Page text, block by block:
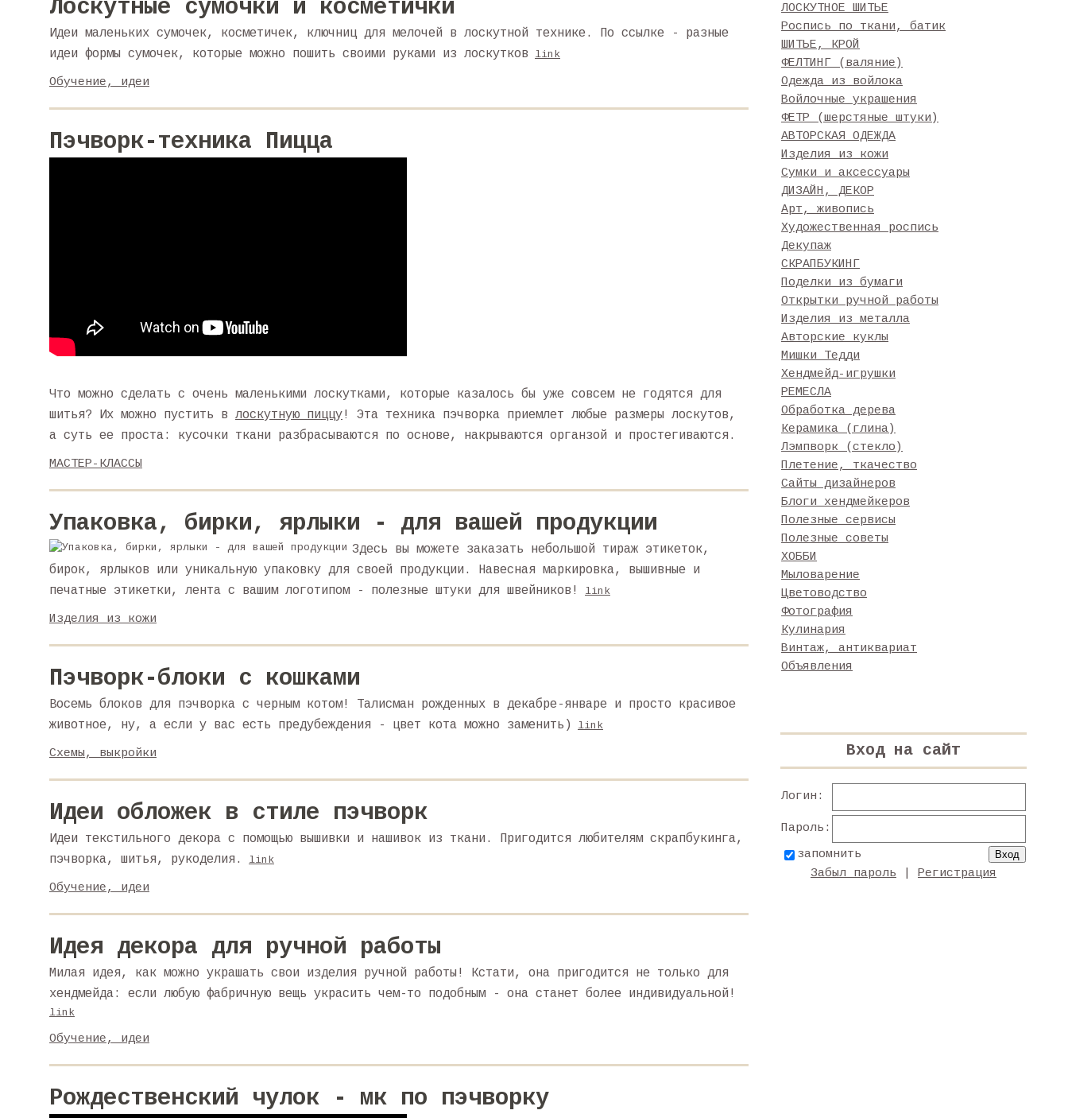
Лоскутные сумочки и косметички
Идеи маленьких сумочек, косметичек, ключниц для мелочей в лоскутной технике. По ссылке - разные
идеи формы сумочек, которые можно пошить своими руками из лоскутков
link
Обучение, идеи
Пэчворк-техника Пицца
Что можно сделать с очень маленькими лоскутками, которые казалось бы уже совсем не годятся для
шитья? Их можно пустить в лоскутную пиццу! Эта техника пэчворка приемлет любые размеры лоскутов,
а суть ее проста: кусочки ткани разбрасываются по основе, накрываются органзой и простегиваются.
МАСТЕР-КЛАССЫ
Упаковка, бирки, ярлыки - для вашей продукции
Здесь вы можете заказать небольшой тираж этикеток,
бирок, ярлыков или уникальную упаковку для своей продукции. Навесная маркировка, вышивные и
печатные этикетки, лента с вашим логотипом - полезные штуки для швейников!
link
Изделия из кожи
Пэчворк-блоки с кошками
Восемь блоков для пэчворка с черным котом! Талисман рожденных в декабре-январе и просто красивое
животное, ну, а если у вас есть предубеждения - цвет кота можно заменить)
link
Схемы, выкройки
Идеи обложек в стиле пэчворк
Идеи текстильного декора с помощью вышивки и нашивок из ткани. Пригодится любителям скрапбукинга,
пэчворка, шитья, рукоделия.
link
Обучение, идеи
Идея декора для ручной работы
Милая идея, как можно украшать свои изделия ручной работы! Кстати, она пригодится не только для
хендмейда: если любую фабричную вещь украсить чем-то подобным - она станет более индивидуальной!
link
Обучение, идеи
Рождественский чулок - мк по пэчворку
ЛОСКУТНОЕ ШИТЬЕ
Роспись по ткани, батик
ШИТЬЕ, КРОЙ
ФЕЛТИНГ (валяние)
Одежда из войлока
Войлочные украшения
ФЕТР (шерстяные штуки)
АВТОРСКАЯ ОДЕЖДА
Изделия из кожи
Сумки и аксессуары
ДИЗАЙН, ДЕКОР
Арт, живопись
Художественная роспись
Декупаж
СКРАПБУКИНГ
Поделки из бумаги
Открытки ручной работы
Изделия из металла
Авторские куклы
Мишки Тедди
Хендмейд-игрушки
РЕМЕСЛА
Обработка дерева
Керамика (глина)
Лэмпворк (стекло)
Плетение, ткачество
Сайты дизайнеров
Блоги хендмейкеров
Полезные сервисы
Полезные советы
ХОББИ
Мыловарение
Цветоводство
Фотография
Кулинария
Винтаж, антиквариат
Объявления
Вход на сайт
Логин:
Пароль:
запомнить
Забыл пароль
Регистрация